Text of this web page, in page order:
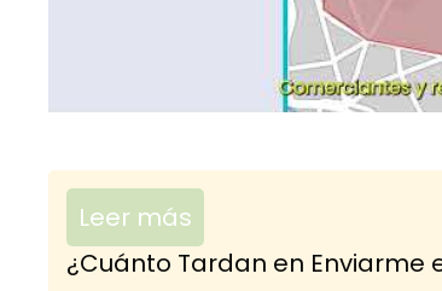
Leer más
¿Cuánto Tardan en Enviarme